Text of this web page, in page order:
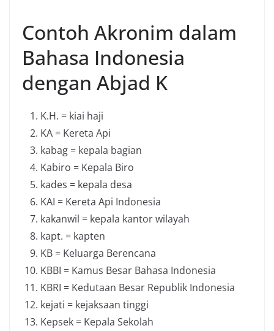
Contoh Akronim dalam
Bahasa Indonesia
dengan Abjad K
K.H. = kiai haji
KA = Kereta Api
kabag = kepala bagian
Kabiro = Kepala Biro
kades = kepala desa
KAI = Kereta Api Indonesia
kakanwil = kepala kantor wilayah
kapt. = kapten
KB = Keluarga Berencana
KBBI = Kamus Besar Bahasa Indonesia
KBRI = Kedutaan Besar Republik Indonesia
kejati = kejaksaan tinggi
Kepsek = Kepala Sekolah